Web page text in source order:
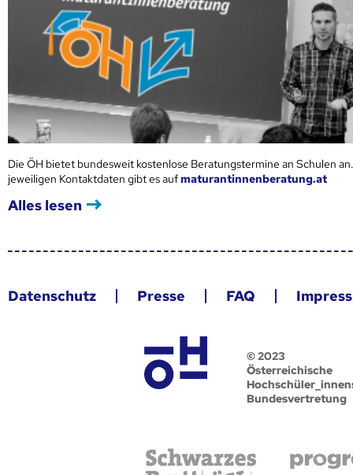
Die ÖH bietet bundesweit kostenlose Beratungstermine an Schulen
jeweiligen Kontaktdaten gibt es aufmaturantinnenberatung.at
Alles lesen
Datenschutz Presse FAQ
© 2023
Österreichische
Bundesvertretung